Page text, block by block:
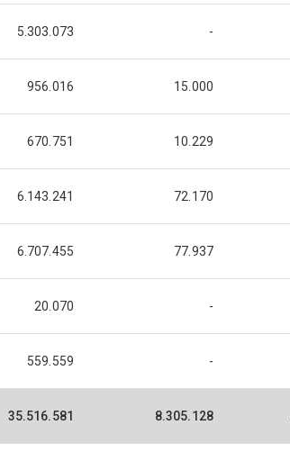
5.303.073 -
956.016 15.000
670.751 10.229
6.143.241 72.170
6.707.455 77.937
20.070 -
559.559 -
35.516.581 8.305.128